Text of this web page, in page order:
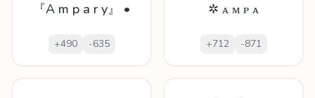
『A m p a r y』 •
+490 -635
✲ ᴀ ᴍ ᴘ ᴀ
+712 -871